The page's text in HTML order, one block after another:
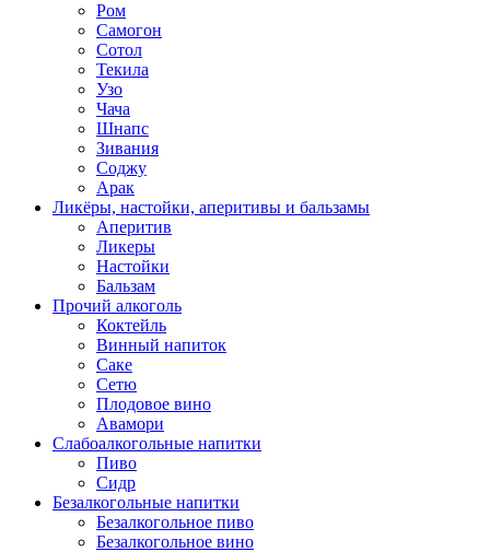
Ром
Самогон
Сотол
Текила
Узо
Чача
Шнапс
Зивания
Соджу
Арак
Ликёры, настойки, аперитивы и бальзамы
Аперитив
Ликеры
Настойки
Бальзам
Прочий алкоголь
Коктейль
Винный напиток
Саке
Сетю
Плодовое вино
Авамори
Слабоалкогольные напитки
Пиво
Сидр
Безалкогольные напитки
Безалкогольное пиво
Безалкогольное вино